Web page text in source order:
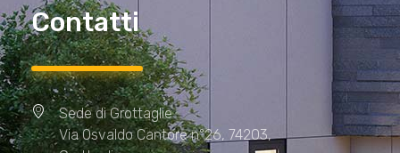
Contatti
Sede di Grottaglie
Via Osvaldo Cantore n°26, 74203,